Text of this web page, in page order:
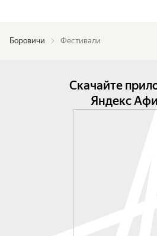
Боровичи Фестивали
Скачайте
Яндекс